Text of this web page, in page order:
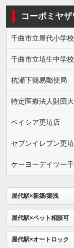
コーポミヤ
千曲市立屋代小学校
千曲市立埴生中学校
杭瀬下簡易郵便局
特定医療法人財団
ベイシア更埴店
セブンイレブン更
ケーヨーデイツー
屋代駅×新築/築浅
屋代駅×ペット相談可
屋代駅×オートロック